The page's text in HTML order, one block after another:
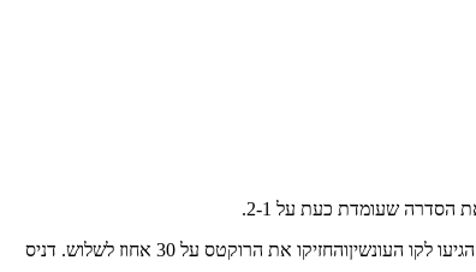
בשני המשחקים הראשונים התקשו הת'אנדר לקלוע בשל הגנת החילופים של יוסטון, אבל הבעיה העיקרית הייתה ההגנה שלהם. הם עשו את הצעד במשחק הזה, הגיעו לקו העונשיןוהחזיקו את הרוקטס על 30 אחוז לשלוש. דניס